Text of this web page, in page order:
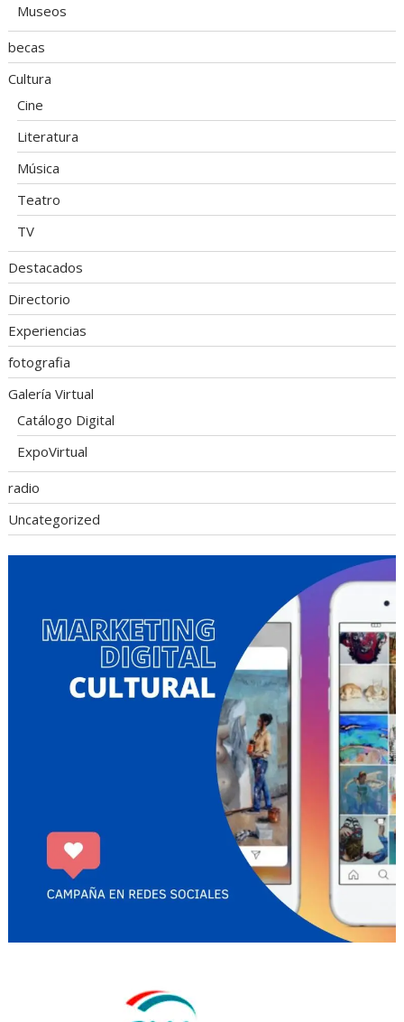
Museos
becas
Cultura
Cine
Literatura
Música
Teatro
TV
Destacados
Directorio
Experiencias
fotografia
Galería Virtual
Catálogo Digital
ExpoVirtual
radio
Uncategorized